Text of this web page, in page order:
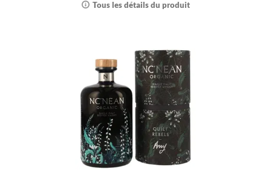
Tous les détails du produit